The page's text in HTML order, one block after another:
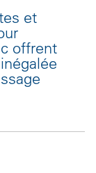
et
offrent